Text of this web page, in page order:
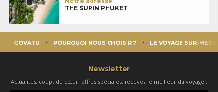
THE SURIN PHUKET
OOVATU POURQUOI NOUS CHOISIR ? LE VOYAGE SUR-
Newsletter
Actualités, coups de cœur, offres spéciales, recevez le meilleur du voyage :